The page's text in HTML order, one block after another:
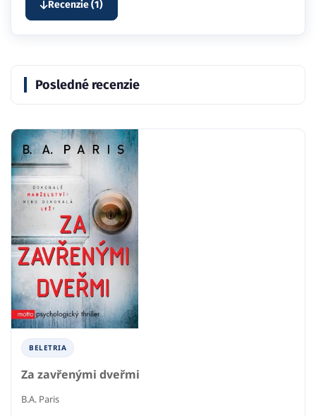
Recenzie (1)
Posledné recenzie
BELETRIA
Za zavřenými dveřmi
B.A. Paris